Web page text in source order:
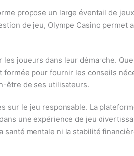
propose un large éventail de
de jeu, Olympe Casino permet
joueurs dans leur démarche.
formée pour fournir les conseils
être de ses utilisateurs.
sur le jeu responsable. La
une expérience de jeu
mentale ni la stabilité